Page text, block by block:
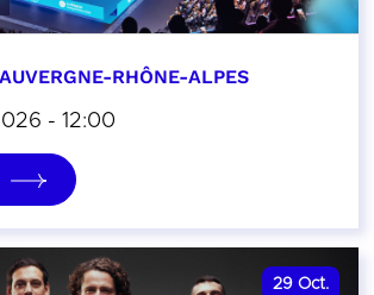
RHÔNE-ALPES
- 12:00
29 Oct.